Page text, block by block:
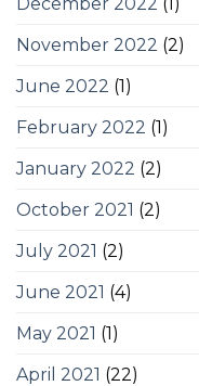
November 2022 (2)
June 2022 (1)
February 2022 (1)
January 2022 (2)
October 2021 (2)
July 2021 (2)
June 2021 (4)
May 2021 (1)
April 2021 (22)